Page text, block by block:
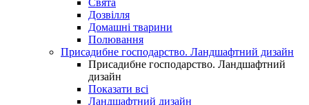
Свята
Дозвілля
Домашні тварини
Полювання
Присадибне господарство. Ландшафтний дизайн
Присадибне господарство. Ландшафтний
дизайн
Показати всі
Ландшафтний дизайн